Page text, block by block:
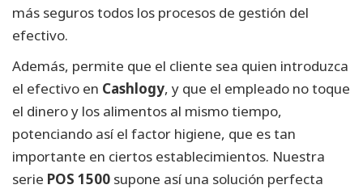
más seguros todos los procesos de gestión del
efectivo.
Además, permite que el cliente sea quien introduzca
el efectivo en Cashlogy, y que el empleado no toque
el dinero y los alimentos al mismo tiempo,
potenciando así el factor higiene, que es tan
importante en ciertos establecimientos. Nuestra
serie POS 1500 supone así una solución perfecta